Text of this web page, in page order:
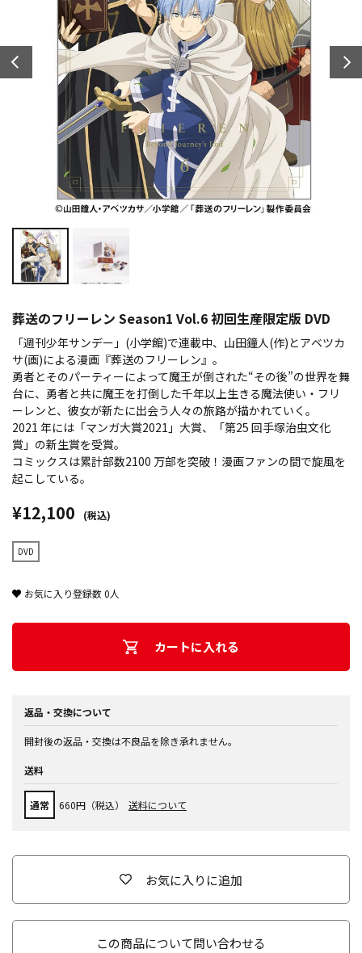
葬送のフリーレン Season1 Vol.6 初回生産限定版 DVD
「週刊少年サンデー」(小学館)で連載中、山田鐘人(作)とアベツカ
サ(画)による漫画『葬送のフリーレン』。
勇者とそのパーティーによって魔王が倒された“その後”の世界を舞
台に、勇者と共に魔王を打倒した千年以上生きる魔法使い・フリ
ーレンと、彼女が新たに出会う人々の旅路が描かれていく。
2021 年には「マンガ大賞2021」大賞、「第25 回手塚治虫文化
賞」の新生賞を受賞。
コミックスは累計部数2100 万部を突破！漫画ファンの間で旋風を
起こしている。
¥12,100 (税込)
DVD
お気に入り登録数0人
カートに入れる
返品・交換について
開封後の返品・交換は不良品を除き承れません。
送料
通常 660円（税込） 送料について
お気に入りに追加
この商品について問い合わせる